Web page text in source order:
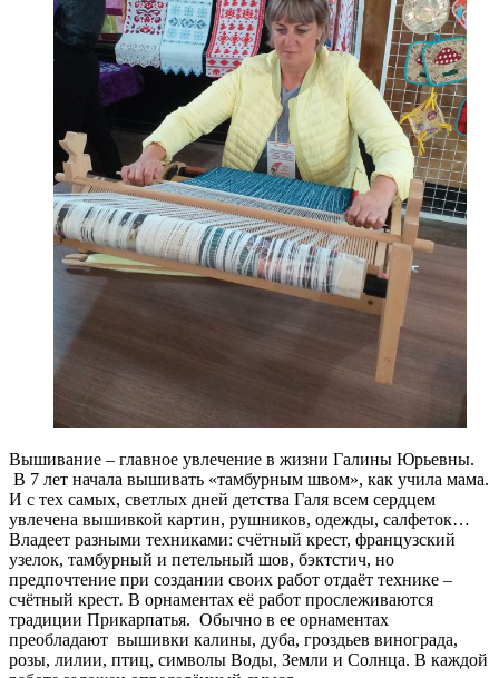
Вышивание – главное увлечение в жизни Галины Юрьевны.
В 7 лет начала вышивать «тамбурным швом», как учила мама.
И с тех самых, светлых дней детства Галя всем сердцем
увлечена вышивкой картин, рушников, одежды, салфеток…
Владеет разными техниками: счётный крест, французский
узелок, тамбурный и петельный шов, бэктстич, но
предпочтение при создании своих работ отдаёт технике –
счётный крест. В орнаментах её работ прослеживаются
традиции Прикарпатья. Обычно в ее орнаментах
преобладают вышивки калины, дуба, гроздьев винограда,
розы, лилии, птиц, символы Воды, Земли и Солнца. В каждой